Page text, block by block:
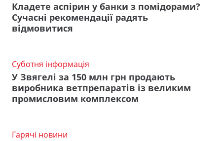
Кладете аспірин у банки з помідорами?
Сучасні рекомендації радять
відмовитися
Суботня інформація
У Звягелі за 150 млн грн продають
виробника ветпрепаратів із великим
промисловим комплексом
Гарячі новини